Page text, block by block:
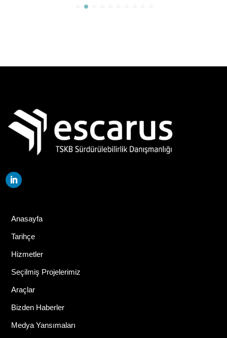
Anasayfa
Tarihçe
Hizmetler
Seçilmiş Projelerimiz
Araçlar
Bizden Haberler
Medya Yansımaları